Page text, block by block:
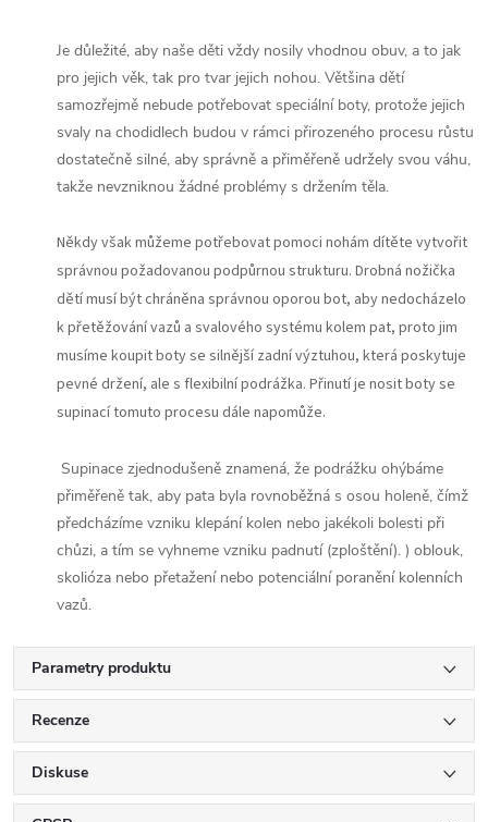
Je důležité, aby naše děti vždy nosily vhodnou obuv, a to jak
pro jejich věk, tak pro tvar jejich nohou. Většina dětí
samozřejmě nebude potřebovat speciální boty, protože jejich
svaly na chodidlech budou v rámci přirozeného procesu růstu
dostatečně silné, aby správně a přiměřeně udržely svou váhu,
takže nevzniknou žádné problémy s držením těla.
Někdy však můžeme potřebovat pomoci nohám dítěte vytvořit
správnou požadovanou podpůrnou strukturu. Drobná nožička
dětí musí být chráněna správnou oporou bot, aby nedocházelo
k přetěžování vazů a svalového systému kolem pat, proto jim
musíme koupit boty se silnější zadní výztuhou, která poskytuje
pevné držení, ale s flexibilní podrážka. Přinutí je nosit boty se
supinací tomuto procesu dále napomůže.
Supinace zjednodušeně znamená, že podrážku ohýbáme
přiměřeně tak, aby pata byla rovnoběžná s osou holeně, čímž
předcházíme vzniku klepání kolen nebo jakékoli bolesti při
chůzi, a tím se vyhneme vzniku padnutí (zploštění). ) oblouk,
skolióza nebo přetažení nebo potenciální poranění kolenních
vazů.
Parametry produktu
Recenze
Diskuse